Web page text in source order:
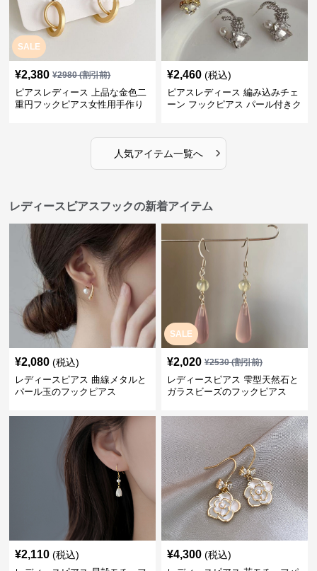
SALE
¥2,380 ¥2980(割引前)
ピアスレディース 上品な金色二
重円フックピアス女性用手作り
¥2,460 (税込)
ピアスレディース 編み込みチェ
ーン フックピアス パール付きク
人気アイテム一覧へ ›
レディースピアスフックの新着アイテム
¥2,080 (税込)
レディースピアス 曲線メタルと
パール玉のフックピアス
SALE
¥2,020 ¥2530(割引前)
レディースピアス 雫型天然石と
ガラスビーズのフックピアス
¥2,110 (税込) ¥4,300 (税込)